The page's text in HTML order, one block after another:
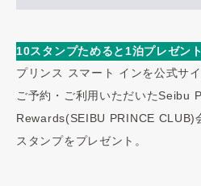
10スタンプためると1泊プレゼント
プリンス スマート インを公式サ
ご予約・ご利用いただいたSeibu
Rewards(SEIBU PRINCE CLUB)
スタンプをプレゼント。